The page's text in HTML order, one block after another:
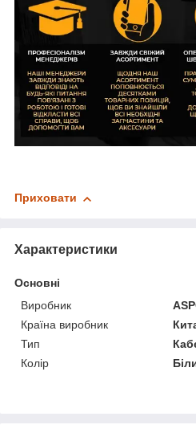
Приховати
Характеристики
Основні
Виробник
Країна виробник
Тип
Колір